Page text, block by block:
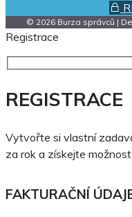
© 2026 Burza správců |
Registrace
REGISTRACE
Vytvořte si vlastní
za rok a získejte
FAKTURAČNÍ